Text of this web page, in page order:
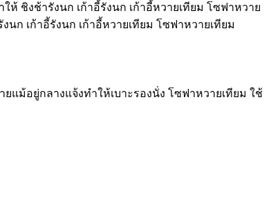
ชิงช้ารังนก เก้าอี้รังนก เก้าอี้หวายเทียม โซฟาหวาย
ก เก้าอี้รังนก เก้าอี้หวายเทียม โซฟาหวายเทียม
ม้อยู่กลางแจ้งทำให้เบาะรองนั่ง โซฟาหวายเทียม ใช้